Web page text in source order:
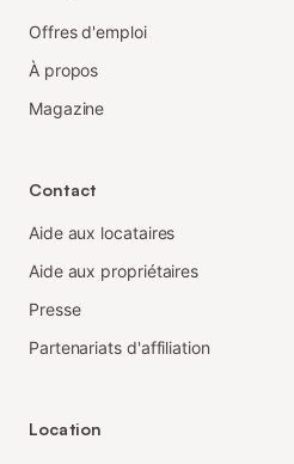
Offres d'emploi
À propos
Magazine
Contact
Aide aux locataires
Aide aux propriétaires
Presse
Partenariats d'affiliation
Location